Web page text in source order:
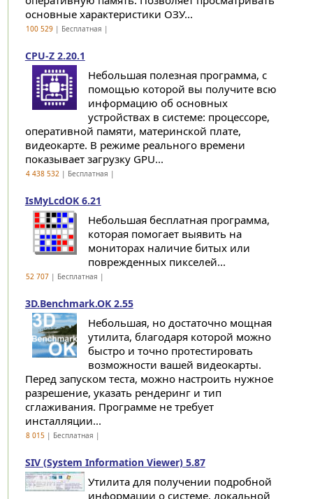
основные характеристики ОЗУ...
100 529| Бесплатная |
CPU-Z 2.20.1
Небольшая полезная программа, с
помощью которой вы получите всю
информацию об основных
устройствах в системе: процессоре,
оперативной памяти, материнской плате,
видеокарте. В режиме реального времени
показывает загрузку GPU...
4 438 532| Бесплатная |
IsMyLcdOK 6.21
Небольшая бесплатная программа,
которая помогает выявить на
мониторах наличие битых или
поврежденных пикселей...
52 707| Бесплатная |
3D.Benchmark.OK 2.55
Небольшая, но достаточно мощная
утилита, благодаря которой можно
быстро и точно протестировать
возможности вашей видеокарты.
Перед запуском теста, можно настроить нужное
разрешение, указать рендеринг и тип
сглаживания. Программе не требует
инсталляции...
8 015| Бесплатная |
SIV (System Information Viewer) 5.87
Утилита для получении подробной
информации о системе, локальной